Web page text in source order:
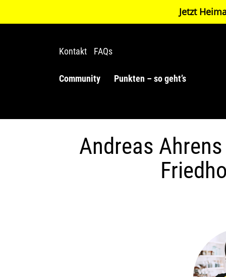
Jetzt
Kontakt FAQs
Community Punkten – so geht’s
Andreas